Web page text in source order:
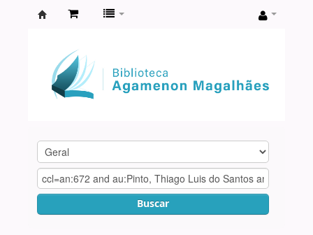
Agamenon
Magalhães
Buscar